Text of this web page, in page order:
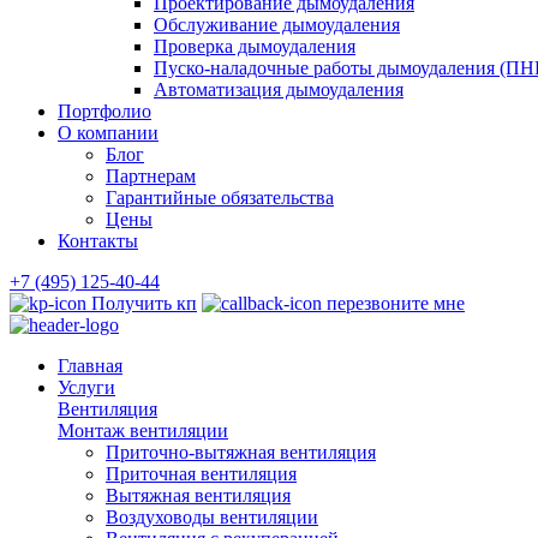
Обслуживание дымоудаления
Проверка дымоудаления
Пуско-наладочные работы дымоудаления
Автоматизация дымоудаления
Портфолио
О компании
Блог
Партнерам
Гарантийные обязательства
Цены
Контакты
+7 (495) 125-40-44
Получить кп
перезвоните мне
Главная
Услуги
Вентиляция
Монтаж вентиляции
Приточно-вытяжная вентиляция
Приточная вентиляция
Вытяжная вентиляция
Воздуховоды вентиляции